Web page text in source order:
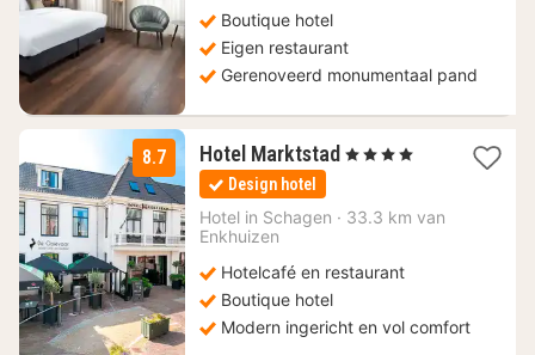
Boutique hotel
Eigen restaurant
Gerenoveerd monumentaal pand
8.7 Hotel Marktstad 1
90
, 4 Sterren
Design hotel
Hotel in Schagen · 33.3 km van
Enkhuizen
Hotelcafé en restaurant
Boutique hotel
Modern ingericht en vol comfort